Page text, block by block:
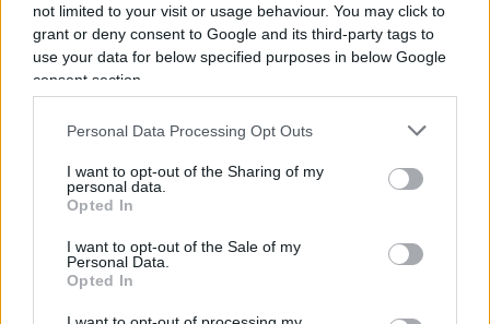
not limited to your visit or usage behaviour. You may click to
grant or deny consent to Google and its third-party tags to
use your data for below specified purposes in below Google
consent section.
Personal Data Processing Opt Outs
I want to opt-out of the Sharing of my
personal data.
Opted In
I want to opt-out of the Sale of my
Personal Data.
Opted In
Abbiamo detto che l’impero di Bankman-Fried è
crollato in pochi giornie con esso il“net worth”
il patrimonio del suo fondatore,
grande distruzione di valore della storia”
Ma comprendere cosa sia successo (e in effetti
anche cosa fosse alla base della sua ricchezza)
non è affatto facile, motivo per il quale abbiamo